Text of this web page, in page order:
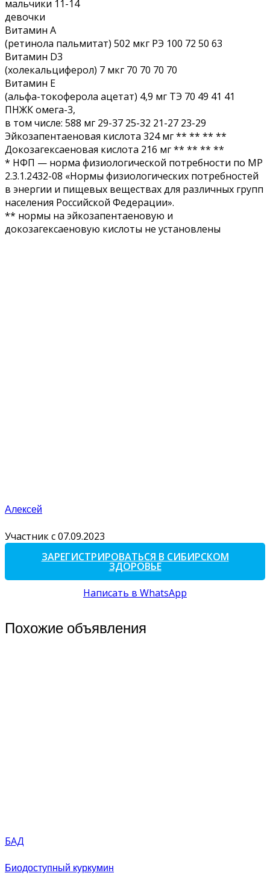
мальчики 11-14
девочки
Витамин А
(ретинола пальмитат) 502 мкг РЭ 100 72 50 63
Витамин D3
(холекальциферол) 7 мкг 70 70 70 70
Витамин Е
(альфа-токоферола ацетат) 4,9 мг ТЭ 70 49 41 41
ПНЖК омега-3,
в том числе: 588 мг 29-37 25-32 21-27 23-29
Эйкозапентаеновая кислота 324 мг ** ** ** **
Докозагексаеновая кислота 216 мг ** ** ** **
* НФП — норма физиологической потребности по МР
2.3.1.2432-08 «Нормы физиологических потребностей
в энергии и пищевых веществах для различных групп
населения Российской Федерации».
** нормы на эйкозапентаеновую и
докозагексаеновую кислоты не установлены
Алексей
Участник с 07.09.2023
ЗАРЕГИСТРИРОВАТЬСЯ В СИБИРСКОМ
ЗДОРОВЬЕ
Написать в WhatsApp
Похожие объявления
БАД
Биодоступный куркумин